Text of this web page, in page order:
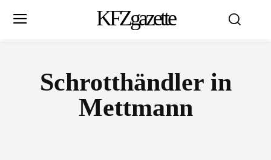
KFZgazette
Schrotthändler in
Mettmann